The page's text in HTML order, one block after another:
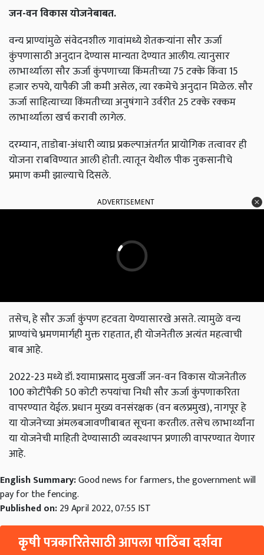
जन-वन विकास योजनेबाबत.
वन्य प्राण्यांमुळे संवेदनशील गावांमध्ये शेतकऱ्यांना सौर ऊर्जा
कुंपणासाठी अनुदान देण्यास मान्यता देण्यात आलीय. त्यानुसार
लाभार्थ्याला सौर ऊर्जा कुंपणाच्या किंमतीच्या 75 टक्के किंवा 15
हजार रुपये, यापैकी जी कमी असेल, त्या रकमेचे अनुदान मिळेल. सौर
ऊर्जा साहित्याच्या किंमतीच्या अनुषंगाने उर्वरीत 25 टक्के रक्कम
लाभार्थ्याला खर्च करावी लागेल.
दरम्यान, ताडोबा-अंधारी व्याघ्र प्रकल्पाअंतर्गत प्रायोगिक तत्वावर ही
योजना राबविण्यात आली होती. त्यातून येथील पीक नुकसानीचे
प्रमाण कमी झाल्याचे दिसले.
ADVERTISEMENT
तसेच, हे सौर ऊर्जा कुंपण हटवता येण्यासारखे असते. त्यामुळे वन्य
प्राण्यांचे भ्रमणमार्गही मुक्त राहतात, ही योजनेतील अत्यंत महत्वाची
बाब आहे.
2022-23 मध्ये डॉ. श्यामाप्रसाद मुखर्जी जन-वन विकास योजनेतील
100 कोटींपैकी 50 कोटी रुपयांचा निधी सौर ऊर्जा कुंपणाकरिता
वापरण्यात येईल. प्रधान मुख्य वनसंरक्षक (वन बलप्रमुख), नागपूर हे
या योजनेच्या अंमलबजावणीबाबत सूचना करतील. तसेच लाभार्थ्यांना
या योजनेची माहिती देण्यासाठी व्यवस्थापन प्रणाली वापरण्यात येणार
आहे.
English Summary:Good news for farmers, the government will
pay for the fencing.
Published on:29 April 2022, 07:55 IST
कृषी पत्रकारितेसाठी आपला पाठिंबा दर्शवा